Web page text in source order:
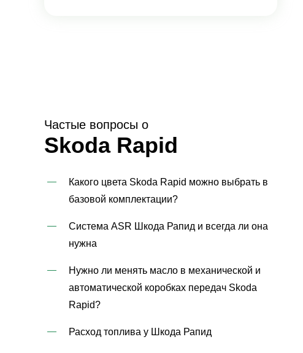
Частые вопросы о
Skoda Rapid
Какого цвета Skoda Rapid можно выбрать в
базовой комплектации?
Система ASR Шкода Рапид и всегда ли она
нужна
Нужно ли менять масло в механической и
автоматической коробках передач Skoda
Rapid?
Расход топлива у Шкода Рапид